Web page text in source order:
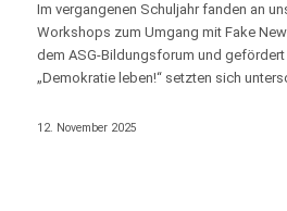
Im vergangenen Schuljahr fanden an
Workshops zum Umgang mit Fake
dem ASG-Bildungsforum und
„Demokratie leben!“ setzten sich
12. November 2025